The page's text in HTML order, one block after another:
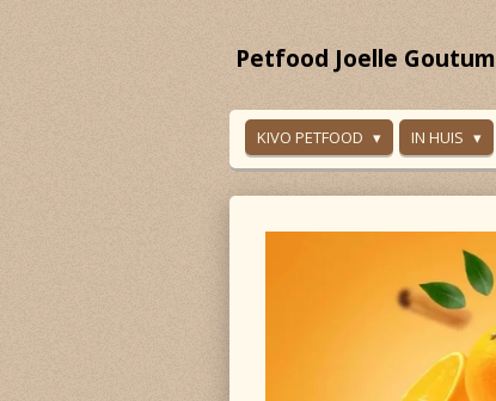
Petfood Joelle Goutum
KIVO PETFOOD IN HUIS